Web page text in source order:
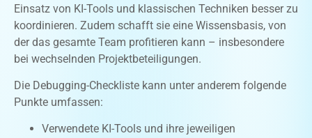
Einsatz von KI-Tools und klassischen Techniken besser zu
koordinieren. Zudem schafft sie eine Wissensbasis, von
der das gesamte Team profitieren kann – insbesondere
bei wechselnden Projektbeteiligungen.
Die Debugging-Checkliste kann unter anderem folgende
Punkte umfassen:
Verwendete KI-Tools und ihre jeweiligen